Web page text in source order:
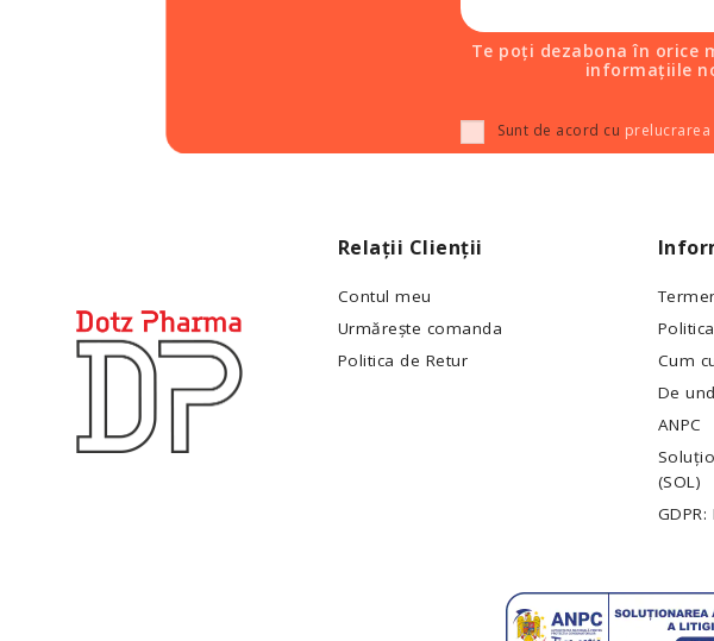
Te poți dezabona în orice
informațiile
Sunt de acord cu
Relații Clienții
Contul meu
Urmărește comanda
Politica de Retur
Cum
De
ANPC
(SOL)